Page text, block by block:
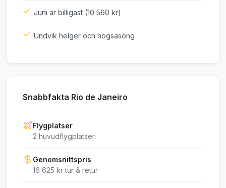
Juni är billigast (10 560 kr)
Undvik helger och högsäsong
Snabbfakta Rio de Janeiro
Flygplatser
2 huvudflygplatser
Genomsnittspris
16 625 kr tur & retur